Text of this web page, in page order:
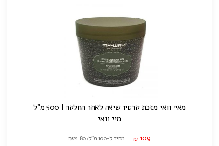
מאיי וואי מסכת קרטין שיאה לאחר החלקה | 500 מ"ל
מיי וואי
₪ 109 מחיר ל-100 מ"ל: ₪21.80